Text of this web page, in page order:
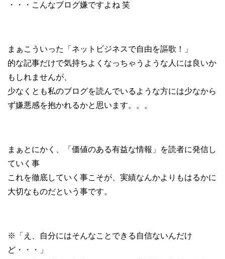
・・・こんなブログ嫌ですよね 笑
まぁこういった「ネットビジネスで自由を謳歌！」
的な記事だけで気持ちよくなっちゃうような人には良いか
もしれませんが、
少なくとも私のブログを読んでいるような方には少なから
ず嫌悪感を抱かれるかと思います。。。
まぁとにかく、「価値のある有益な情報」を読者に発信し
ていく事
これを徹底していく事こそが、実績なんかよりもはるかに
大切なものだという事です。
※「え、自分にはそんなことできる自信ないんだけ
ど・・・」